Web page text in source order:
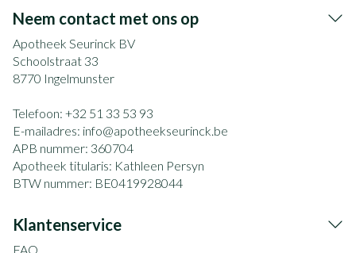
Neem contact met ons op
Apotheek Seurinck BV
Schoolstraat 33
8770 Ingelmunster
Telefoon: +32 51 33 53 93
E-mailadres: info@apotheekseurinck.be
APB nummer: 360704
Apotheek titularis: Kathleen Persyn
BTW nummer: BE0419928044
Klantenservice
FAQ